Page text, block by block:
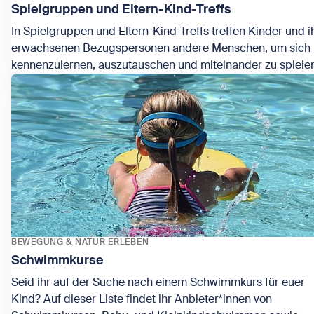
Spielgruppen und Eltern-Kind-Treffs
In Spielgruppen und Eltern-Kind-Treffs treffen Kinder und
erwachsenen Bezugspersonen andere Menschen, um sich
kennenzulernen, auszutauschen und miteinander zu
Kurse und Treffen werden von einer Person geleitet und
häufig ein Thema.
Zeige Spielgruppen und Eltern-Kind-Treffs
Schwimmkurse
BEWEGUNG & NATUR ERLEBEN
Seid ihr auf der Suche nach einem Schwimmkurs für euer
Kind? Auf dieser Liste findet ihr Anbieter*innen von